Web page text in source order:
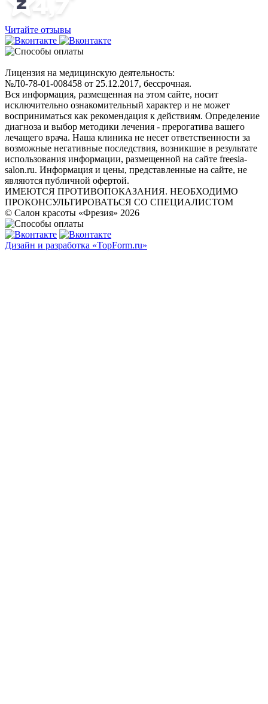
Читайте отзывы
Лицензия на медицинскую деятельность:
№Л0-78-01-008458 от 25.12.2017, бессрочная.
Вся информация, размещенная на этом сайте, носит
исключительно ознакомительный характер и не может
восприниматься как рекомендация к действиям. Определение
диагноза и выбор методики лечения - прерогатива вашего
лечащего врача. Наша клиника не несет ответственности за
возможные негативные последствия, возникшие в результате
использования информации, размещенной на сайте freesia-
salon.ru. Информация и цены, представленные на сайте, не
являются публичной офертой.
ИМЕЮТСЯ ПРОТИВОПОКАЗАНИЯ. НЕОБХОДИМО
ПРОКОНСУЛЬТИРОВАТЬСЯ СО СПЕЦИАЛИСТОМ
© Салон красоты «Фрезия» 2026
Дизайн и разработка «TopForm.ru»